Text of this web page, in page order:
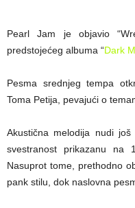
Pearl Jam je objavio
predstojećeg albuma “Dark
Pesma srednjeg tempa
Toma Petija, pevajući o
Akustična melodija nudi
svestranost prikazanu na
Nasuprot tome, prethodno
pank stilu, dok naslovna